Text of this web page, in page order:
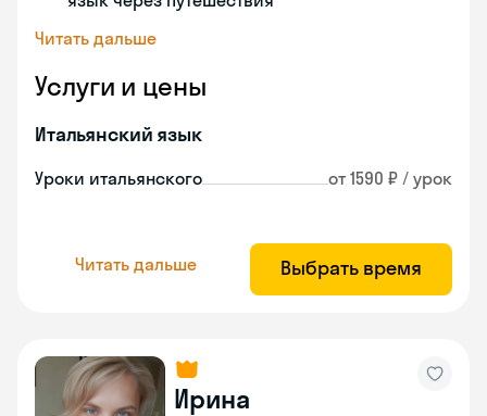
Читать дальше
Услуги и цены
Итальянский язык
Уроки итальянского от 1590 ₽ / урок
Читать дальше Выбрать время
Ирина